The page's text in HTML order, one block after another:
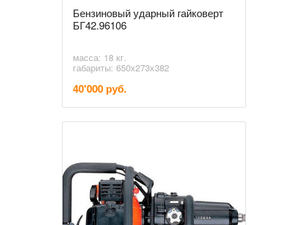
Бензиновый ударный гайковерт
БГ42.96106
масса: 18 кг.
габариты: 650х273х382
40'000 руб.